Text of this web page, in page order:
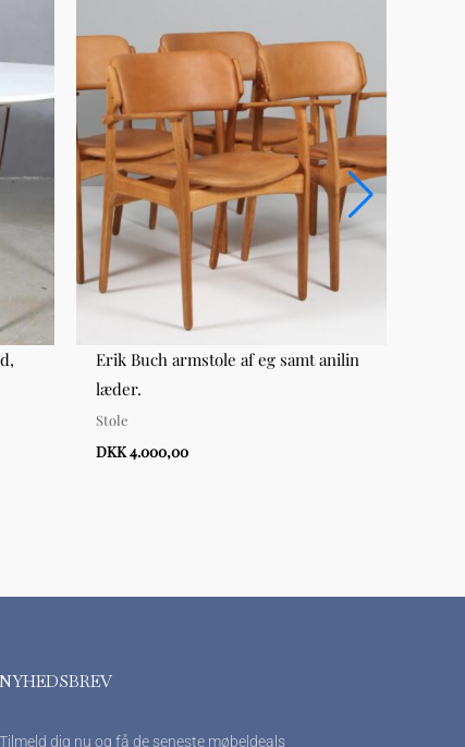
Erik Buch armstole af eg samt anilin
læder.
Stole
DKK 4.000,00
NYHEDSBREV
Tilmeld dig nu og få de seneste møbeldeals